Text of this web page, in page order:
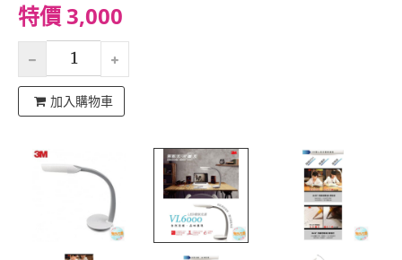
特價 3,000
加入購物車